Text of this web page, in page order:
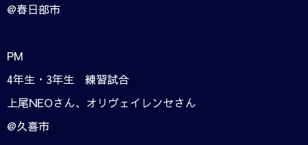
@春日部市
PM
4年生・3年生 練習試合
上尾NEOさん、オリヴェイレンセさん
@久喜市